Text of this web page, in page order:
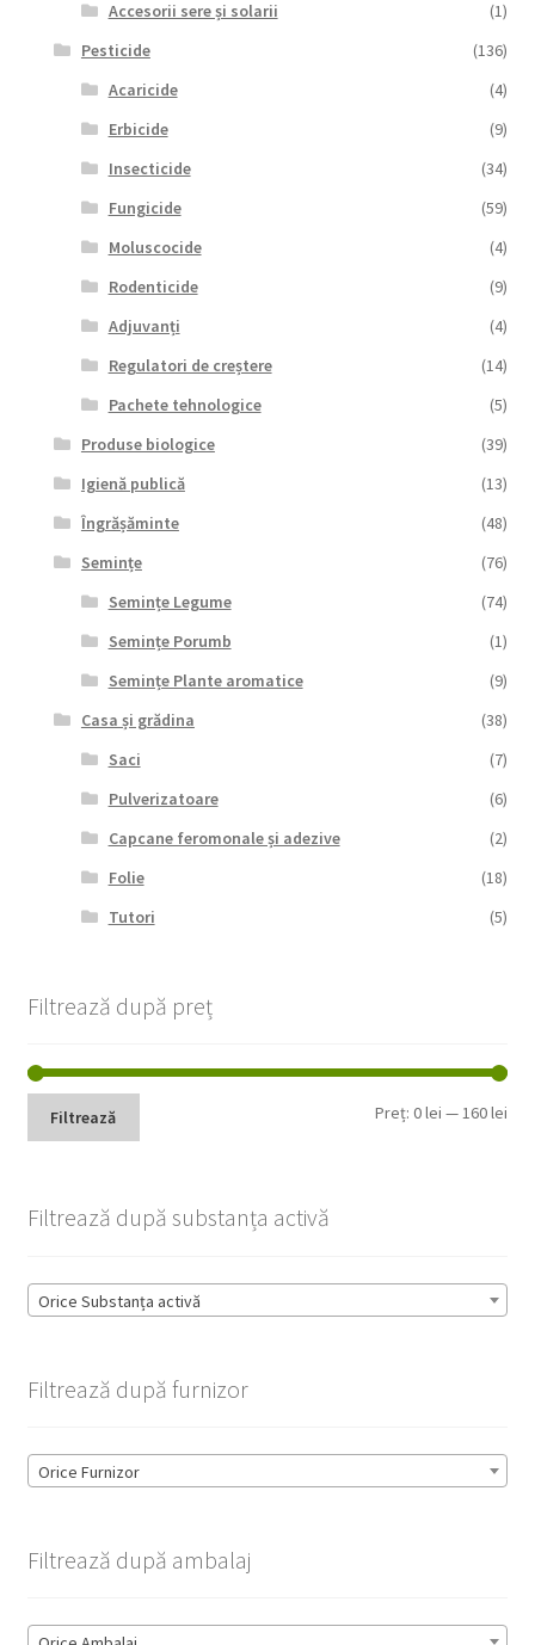
Accesorii sere și solarii
(1)
Pesticide
(136)
Acaricide
(4)
Erbicide
(9)
Insecticide
(34)
Fungicide
(59)
Moluscocide
(4)
Rodenticide
(9)
Adjuvanți
(4)
Regulatori de creștere
(14)
Pachete tehnologice
(5)
Produse biologice
(39)
Igienă publică
(13)
Îngrășăminte
(48)
Semințe
(76)
Semințe Legume
(74)
Semințe Porumb
(1)
Semințe Plante aromatice
(9)
Casa și grădina
(38)
Saci
(7)
Pulverizatoare
(6)
Capcane feromonale și adezive
(2)
Folie
(18)
Tutori
(5)
Filtrează după preț
Filtrează Preț:0 lei —160 lei
Filtrează după substanța activă
Orice Substanța activă
Filtrează după furnizor
Orice Furnizor
Filtrează după ambalaj